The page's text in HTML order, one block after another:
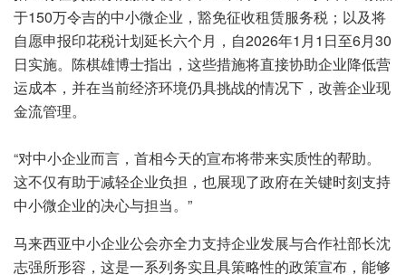
于150万令吉的中小微企业，豁免征收租赁服务税；以及将
自愿申报印花税计划延长六个月，自2026年1月1日至6月30
日实施。陈棋雄博士指出，这些措施将直接协助企业降低营
运成本，并在当前经济环境仍具挑战的情况下，改善企业现
金流管理。
“对中小企业而言，首相今天的宣布将带来实质性的帮助。
这不仅有助于减轻企业负担，也展现了政府在关键时刻支持
中小微企业的决心与担当。”
马来西亚中小企业公会亦全力支持企业发展与合作社部长沈
志强所形容，这是一系列务实且具策略性的政策宣布，能够